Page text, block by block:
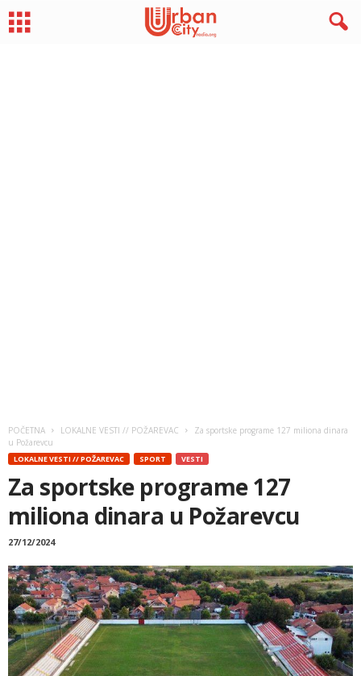
POČETNA LOKALNE VESTI // POŽAREVAC
Za sportske programe 127 miliona dinara
u Požarevcu
LOKALNE VESTI // POŽAREVAC SPORT VESTI
Za sportske programe 127
miliona dinara u Požarevcu
27/12/2024